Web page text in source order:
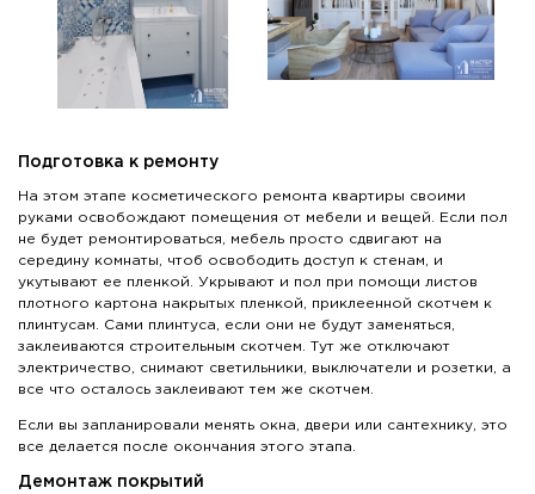
Подготовка к ремонту
На этом этапе косметического ремонта квартиры своими
руками освобождают помещения от мебели и вещей. Если пол
не будет ремонтироваться, мебель просто сдвигают на
середину комнаты, чтоб освободить доступ к стенам, и
укутывают ее пленкой. Укрывают и пол при помощи листов
плотного картона накрытых пленкой, приклеенной скотчем к
плинтусам. Сами плинтуса, если они не будут заменяться,
заклеиваются строительным скотчем. Тут же отключают
электричество, снимают светильники, выключатели и розетки, а
все что осталось заклеивают тем же скотчем.
Если вы запланировали менять окна, двери или сантехнику, это
все делается после окончания этого этапа.
Демонтаж покрытий